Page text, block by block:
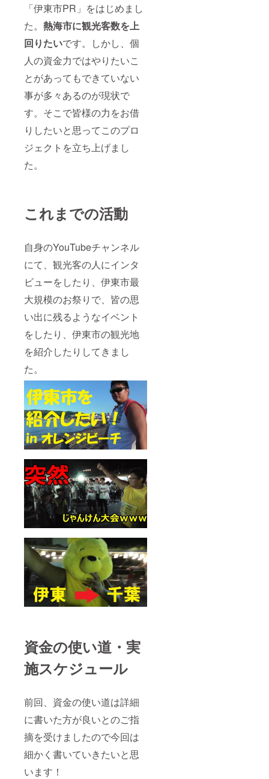
「伊東市PR」をはじめまし
た。 熱海市に観光客数を上
回りたいです。しかし、個
人の資金力ではやりたいこ
とがあってもできていない
事が多々あるのが現状で
す。そこで皆様の力をお借
りしたいと思ってこのプロ
ジェクトを立ち上げまし
た。
これまでの活動
自身のYouTubeチャンネル
にて、観光客の人にインタ
ビューをしたり、伊東市最
大規模のお祭りで、皆の思
い出に残るようなイベント
をしたり、伊東市の観光地
を紹介したりしてきまし
た。
資金の使い道・実
施スケジュール
前回、資金の使い道は詳細
に書いた方が良いとのご指
摘を受けましたので今回は
細かく書いていきたいと思
います！